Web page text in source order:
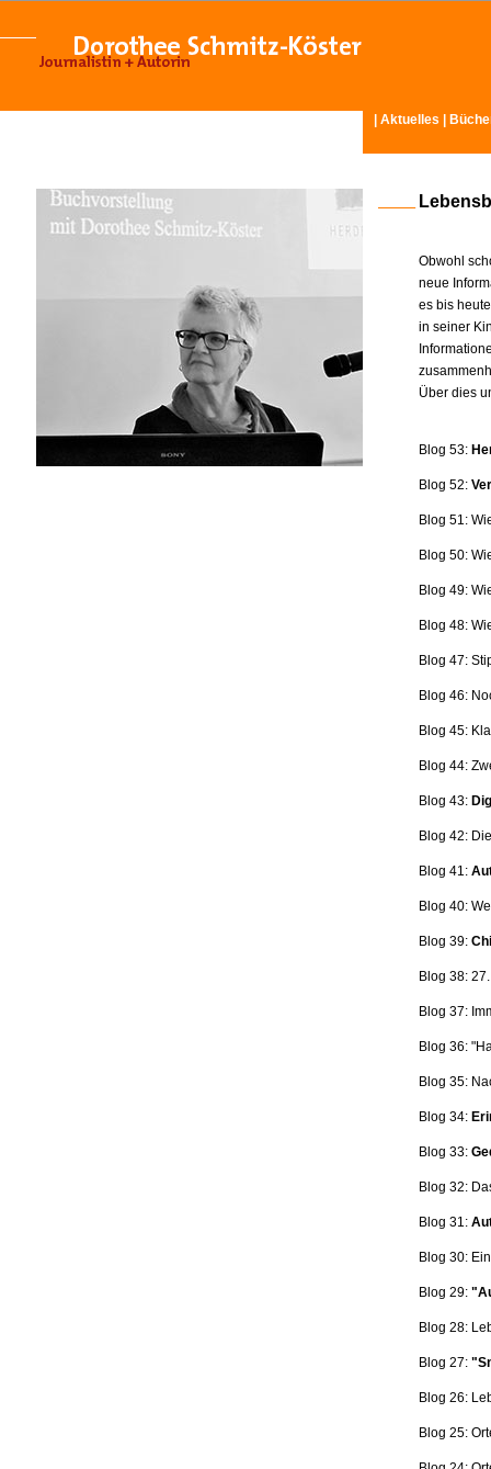
Aktuelles
Obwohl
neue
es bis
in seiner
Über dies
Blog 53:
Blog 52:
Blog 51:
Blog 50:
Blog 49:
Blog 48:
Blog 47:
Blog 46:
Blog 45:
Blog 44:
Blog 43:
Blog 42:
Blog 41:
Blog 40:
Blog 39:
Blog 38:
Blog 37:
Blog 36:
Blog 35:
Blog 34:
Blog 33:
Blog 32:
Blog 31:
Blog 30: Ein
Blog 29:
Blog 28:
Blog 27:
Blog 26:
Blog 25: